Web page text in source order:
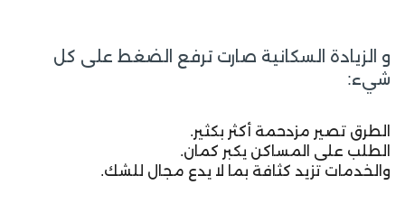
و الزيادة السكانية صارت ترفع الضغط على كل
شيء:
الطرق تصير مزدحمة أكثر بكثير.
الطلب على المساكن يكبر كمان.
والخدمات تزيد كثافة بما لا يدع مجال للشك.